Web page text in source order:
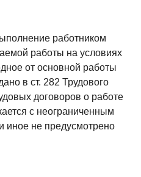
работником
работы на условиях
от основной работы
в ст. 282 Трудового
договоров о работе
с неограниченным
иное не предусмотрено